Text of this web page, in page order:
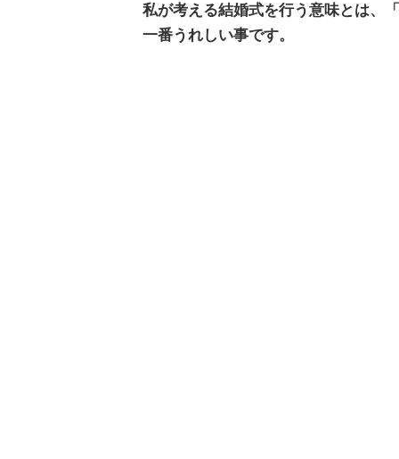
私が考える結婚式を行う意味とは、
一番うれしい事です。